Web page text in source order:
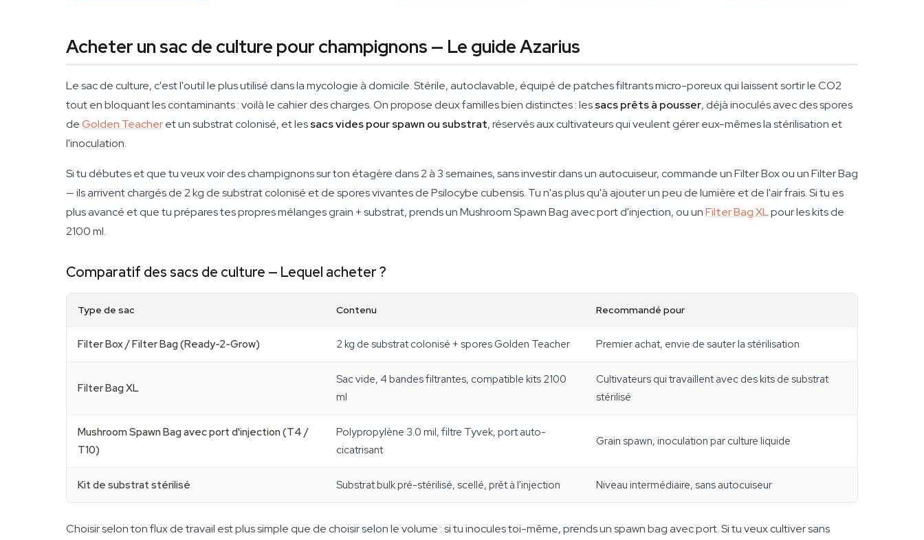
Acheter un sac de culture pour champignons — Le guide Azarius
Le sac de culture, c'est l'outil le plus utilisé dans la mycologie à domicile. Stérile, autoclavable, équipé de patches filtrants micro-poreux qui laissent sortir le CO2
tout en bloquant les contaminants : voilà le cahier des charges. On propose deux familles bien distinctes : lessacs prêts à pousser, déjà inoculés avec des spores
deGolden Teacheret un substrat colonisé, et lessacs vides pour spawn ou substrat, réservés aux cultivateurs qui veulent gérer eux-mêmes la stérilisation et
l'inoculation.
Si tu débutes et que tu veux voir des champignons sur ton étagère dans 2 à 3 semaines, sans investir dans un autocuiseur, commande un Filter Box ou un Filter Bag
— ils arrivent chargés de 2 kg de substrat colonisé et de spores vivantes dePsilocybe cubensis. Tu n'as plus qu'à ajouter un peu de lumière et de l'air frais. Si tu es
plus avancé et que tu prépares tes propres mélanges grain + substrat, prends un Mushroom Spawn Bag avec port d'injection, ou unFilter Bag XLpour les kits de
2100 ml.
Comparatif des sacs de culture — Lequel acheter ?
Type de sac Contenu Recommandé pour
Filter Box / Filter Bag (Ready-2-Grow) 2 kg de substrat colonisé + spores Golden Teacher Premier achat, envie de sauter la stérilisation
Filter Bag XL
Sac vide, 4 bandes filtrantes, compatible kits 2100
ml
Cultivateurs qui travaillent avec des kits de substrat
stérilisé
Mushroom Spawn Bag avec port d'injection (T4 /
T10)
Polypropylène 3.0 mil, filtre Tyvek, port auto-
cicatrisant
Grain spawn, inoculation par culture liquide
Kit de substrat stérilisé Substrat bulk pré-stérilisé, scellé, prêt à l'injection Niveau intermédiaire, sans autocuiseur
Choisir selon ton flux de travail est plus simple que de choisir selon le volume : si tu inocules toi-même, prends un spawn bag avec port. Si tu veux cultiver sans